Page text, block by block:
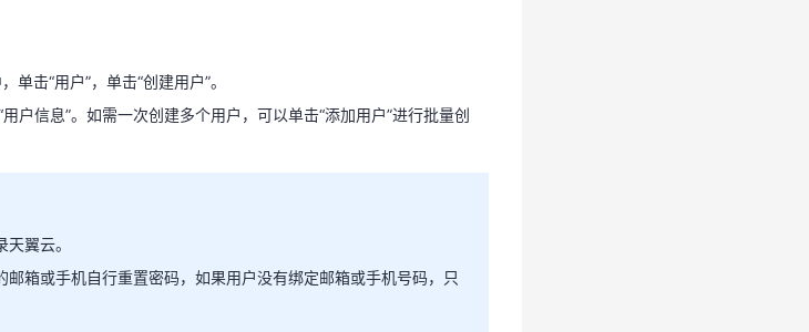
邮箱或手机自行重置密码，如果用户没有绑定邮箱或手机号码，只
必填。IAM用户名。
击“用户”，单击“创建用户”。
户信息”。如需一次创建多个用户，可以单击“添加用户”进行批量创
翼云。
邮箱或手机自行重置密码，如果用户没有绑定邮箱或手机号码，只